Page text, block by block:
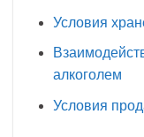
Условия
алкоголем
Условия